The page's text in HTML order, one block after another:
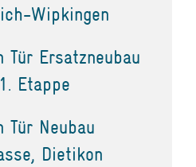
Wipkingen
Tür Ersatzneubau
Etappe
Tür Neubau
Dietikon